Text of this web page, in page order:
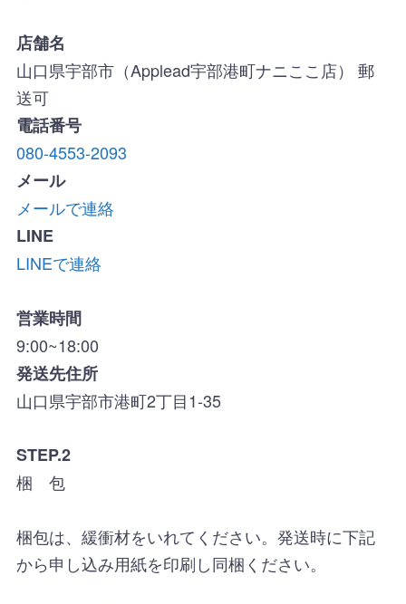
店舗名
山口県宇部市（Applead宇部港町ナニここ店） 郵
送可
電話番号
080-4553-2093
メール
メールで連絡
LINE
LINEで連絡
営業時間
9:00~18:00
発送先住所
山口県宇部市港町2丁目1-35
STEP.2
梱 包
梱包は、緩衝材をいれてください。発送時に下記
から申し込み用紙を印刷し同梱ください。